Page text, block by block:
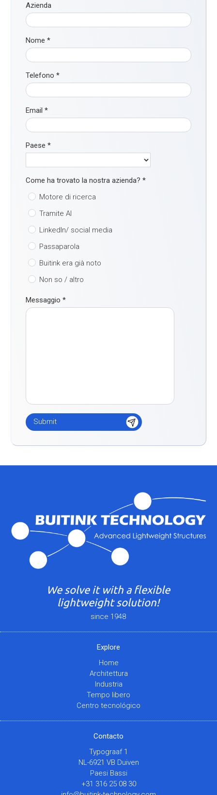
Azienda
Nome*
Telefono*
Email*
Paese*
Come ha trovato la nostra azienda?*
Motore di ricerca
Tramite AI
LinkedIn/ social media
Passaparola
Buitink era già noto
Non so / altro
Messaggio*
We solve it with a flexible
lightweight solution!
since 1948
Explore
Home
Architettura
Industria
Tempo libero
Centro tecnológico
Contacto
Typograaf 1
NL-6921 VB Duiven
Paesi Bassi
+31 316 25 08 30